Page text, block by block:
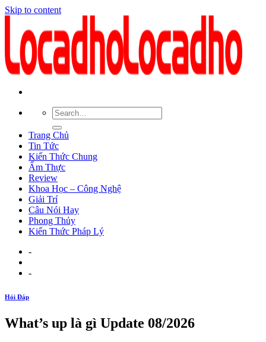
Skip to content
Trang Chủ
Tin Tức
Kiến Thức Chung
Ẩm Thực
Review
Khoa Học – Công Nghệ
Giải Trí
Câu Nói Hay
Phong Thủy
Kiến Thức Pháp Lý
-
-
Hỏi Đáp
What’s up là gì Update 08/2026